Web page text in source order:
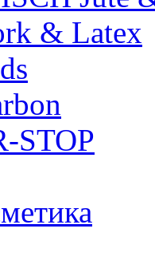
& Latex
STOP